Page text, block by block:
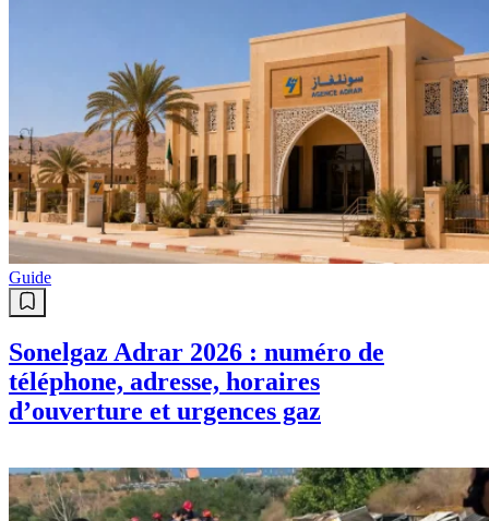
Guide
Sonelgaz Adrar 2026 : numéro de
téléphone, adresse, horaires
d’ouverture et urgences gaz